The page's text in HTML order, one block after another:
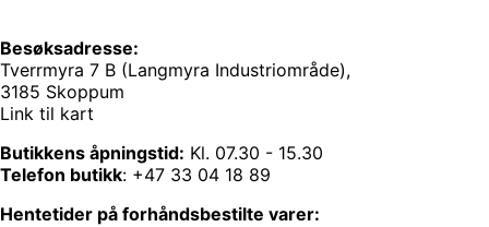
Besøksadresse:
Tverrmyra 7 B (Langmyra Industriområde),
3185 Skoppum
Link til kart
Butikkens åpningstid: Kl. 07.30 - 15.30
Telefon butikk: +47 33 04 18 89
Hentetider på forhåndsbestilte varer: